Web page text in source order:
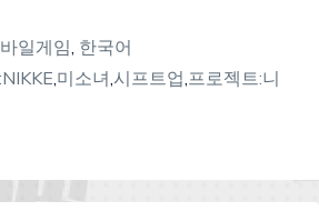
일게임, 한국어
,미소녀,시프트업,프로젝트:니